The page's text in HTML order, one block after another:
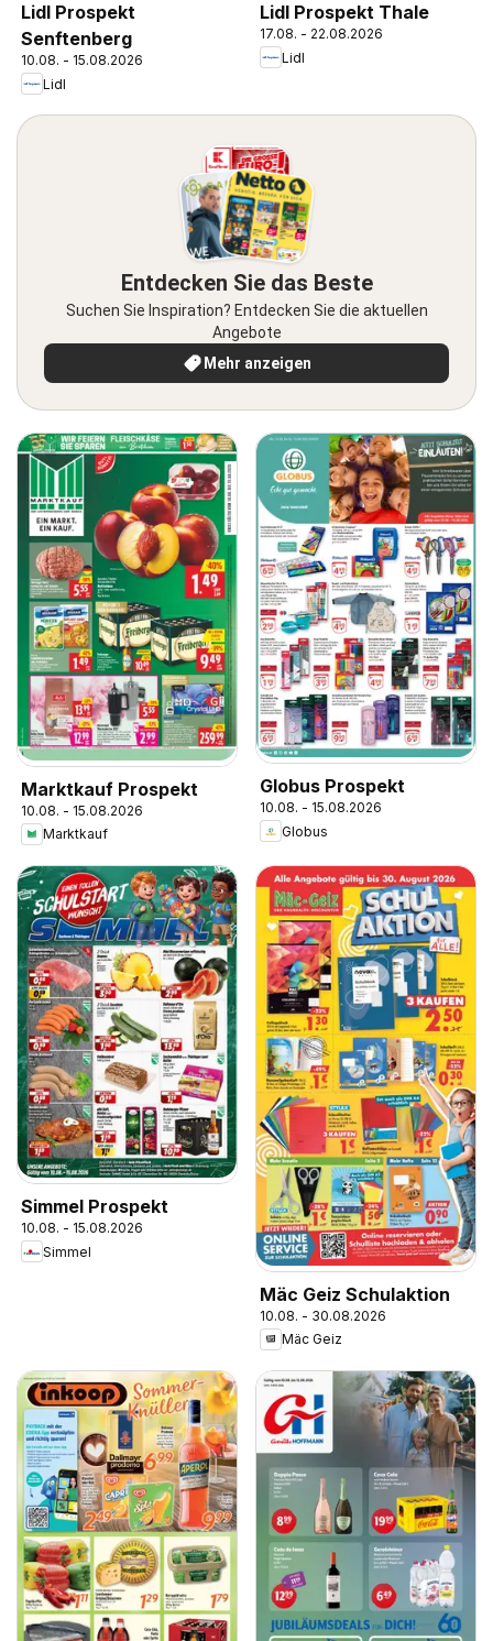
Lidl Prospekt
Senftenberg
10.08. - 15.08.2026
Lidl
Lidl Prospekt Thale
17.08. - 22.08.2026
Lidl
Entdecken Sie das Beste
Suchen Sie Inspiration? Entdecken Sie die aktuellen
Angebote
Mehr anzeigen
Marktkauf Prospekt
10.08. - 15.08.2026
Marktkauf
Globus Prospekt
10.08. - 15.08.2026
Globus
Simmel Prospekt
10.08. - 15.08.2026
Simmel
Mäc Geiz Schulaktion
10.08. - 30.08.2026
Mäc Geiz